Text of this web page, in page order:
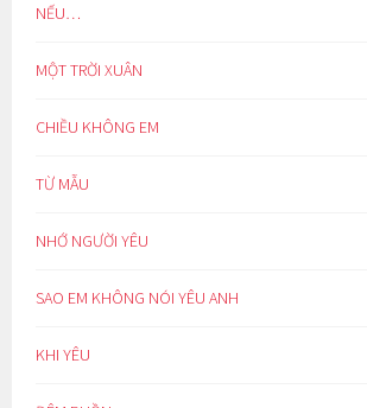
NẾU…
MỘT TRỜI XUÂN
CHIỀU KHÔNG EM
TỪ MẪU
NHỚ NGƯỜI YÊU
SAO EM KHÔNG NÓI YÊU ANH
KHI YÊU